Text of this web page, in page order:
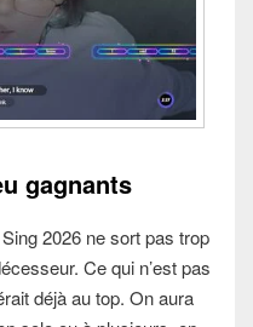
gagnants
2026 ne sort pas trop
Ce qui n’est pas
déjà au top. On aura